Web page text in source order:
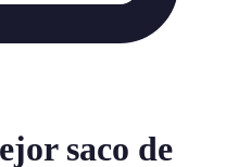
saco de